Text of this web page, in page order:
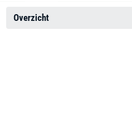
Overzicht